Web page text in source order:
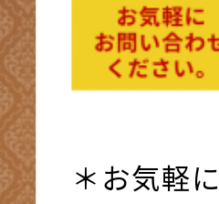
＊お気軽